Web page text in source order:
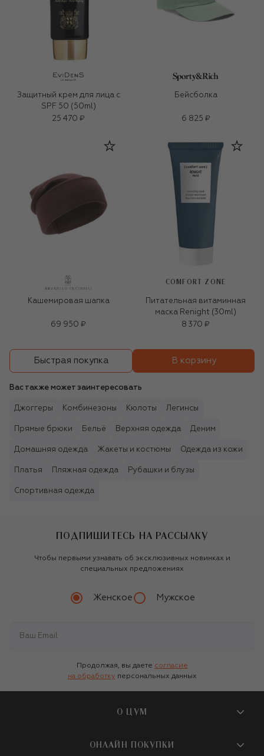
Защитный крем для лица с
SPF 50 (50ml)
25 470 ₽
Бейсболка
6 825 ₽
Кашемировая шапка
69 950 ₽
COMFORT ZONE
Питательная витаминная
маска Renight (30ml)
8 370 ₽
Быстрая покупка В корзину
Вас также может заинтересовать
Джоггеры Комбинезоны Кюлоты Легинсы
Прямые брюки Бельё Верхняя одежда Деним
Домашняя одежда Жакеты и костюмы Одежда из кожи
Платья Пляжная одежда Рубашки и блузы
Спортивная одежда
ПОДПИШИТЕСЬ НА РАССЫЛКУ
Чтобы первыми узнавать об эксклюзивных новинках и
специальных предложениях
Женское Мужское
Продолжая, вы даете согласие
на обработку персональных данных
О ЦУМ
О магазине
ОНЛАЙН ПОКУПКИ